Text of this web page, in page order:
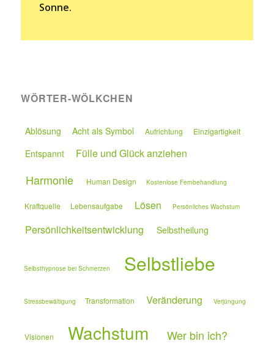
Sonne.
WÖRTER-WÖLKCHEN
Ablösung Acht als Symbol Aufrichtung Einzigartigkeit
Entspannt Fülle und Glück anziehen
Harmonie Human Design Kostenlose Fernbehandlung
Kraftquelle Lebensaufgabe Lösen Persönliches Wachstum
Persönlichkeitsentwicklung Selbstheilung
Selbsthypnose bei Schmerzen Selbstliebe
Stressbewältigung Transformation Veränderung Verjüngung
Visionen Wachstum Wer bin ich?